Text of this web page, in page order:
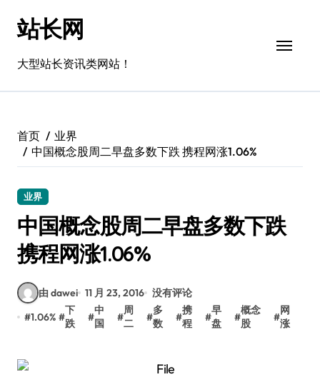
站长网
大型站长资讯类网站！
首页
业界
中国概念股周二早盘多数下跌 携程网涨1.06%
业界
中国概念股周二早盘多数下跌
携程网涨1.06%
由 dawei 11 月 23, 2016 没有评论
#1.06% #
下
跌
#
中
国
#
周
二
#
多
数
#
携
程
#
早
盘
#
概念
股
#
网
涨